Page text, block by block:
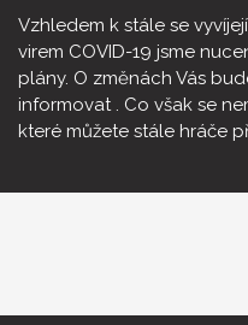
KLUB
KALENDÁŘ AKCÍ
GALERIE
Vzhledem k stále se
virem COVID-19 jsme
plány. O změnách Vás
informovat . Co však se
které můžete stále hráče